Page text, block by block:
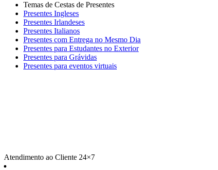
Temas de Cestas de Presentes
Presentes Ingleses
Presentes Irlandeses
Presentes Italianos
Presentes com Entrega no Mesmo Dia
Presentes para Estudantes no Exterior
Presentes para Grávidas
Presentes para eventos virtuais
Atendimento ao Cliente 24×7